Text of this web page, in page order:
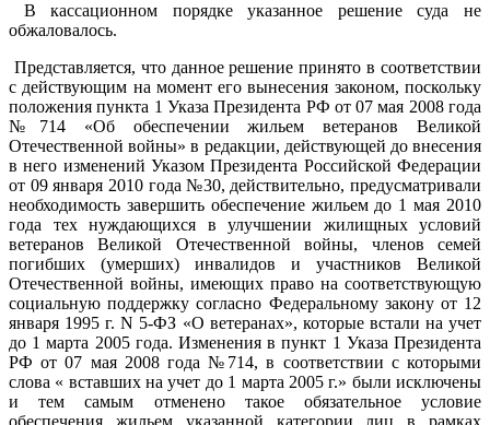
В кассационном порядке указанное решение суда не
обжаловалось.
Представляется, что данное решение принято в соответствии
с действующим на момент его вынесения законом, поскольку
положения пункта 1 Указа Президента РФ от 07 мая 2008 года
№714 «Об обеспечении жильем ветеранов Великой
Отечественной войны» в редакции, действующей до внесения
в него изменений Указом Президента Российской Федерации
от 09 января 2010 года №30, действительно, предусматривали
необходимость завершить обеспечение жильем до 1 мая 2010
года тех нуждающихся в улучшении жилищных условий
ветеранов Великой Отечественной войны, членов семей
погибших (умерших) инвалидов и участников Великой
Отечественной войны, имеющих право на соответствующую
социальную поддержку согласно Федеральному закону от 12
января 1995 г. N 5-ФЗ «О ветеранах», которые встали на учет
до 1 марта 2005 года. Изменения в пункт 1 Указа Президента
РФ от 07 мая 2008 года №714, в соответствии с которыми
слова « вставших на учет до 1 марта 2005 г.» были исключены
и тем самым отменено такое обязательное условие